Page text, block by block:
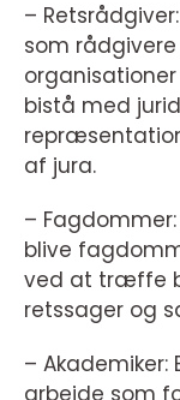
–
som
organisationer
bistå med
af jura.
–
blive
ved at træffe
retssager og
–
arbejde som